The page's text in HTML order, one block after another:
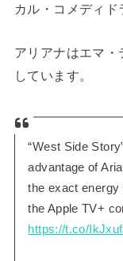
カル・コメディド
アリアナはエマ
しています。
“West Side
advantage of
the exact energy
the Apple TV+
https://t.co/